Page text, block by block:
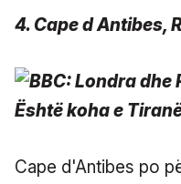
4. Cape d Antibes,
Cape d'Antibes po